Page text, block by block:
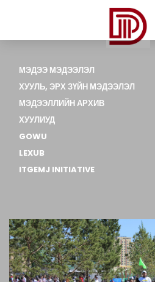
МЭДЭЭ МЭДЭЭЛЭЛ
ХУУЛЬ, ЭРХ ЗҮЙН МЭДЭЭЛЭЛ
МЭДЭЭЛЛИЙН АРХИВ
ХУУЛИУД
GOWU
LEXUB
ITGEMJ INITIATIVE